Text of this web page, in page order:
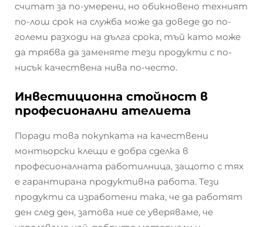
считат за по-умерени, но обикновено техният
по-лош срок на служба може да доведе до по-
големи разходи на дълга срока, тъй като може
да трябва да заменяте тези продукти с по-
нисък качествена нива по-често.
Инвестиционна стойност в
професионални ателиета
Поради това покупката на качествени
монтьорски клещи е добра сделка в
професионалната работилница, защото с тях
е гарантирана продуктивна работа. Тези
продукти са изработени така, че да работят
ден след ден, затова ние се уверяваме, че